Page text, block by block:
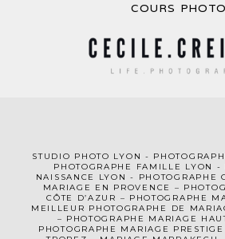
COURS PHOTO
STUDIO PHOTO LYON -
PHOTOGRAPHE FAMILLE LYON
-
NAISSANCE LYON - PHOTOGRAPHE
MARIAGE EN PROVENCE
–
CÔTE D’AZUR – PHOTOGRAPHE
MEILLEUR PHOTOGRAPHE DE
– PHOTOGRAPHE MARIAGE
PHOTOGRAPHE MARIAGE PRESTIGE